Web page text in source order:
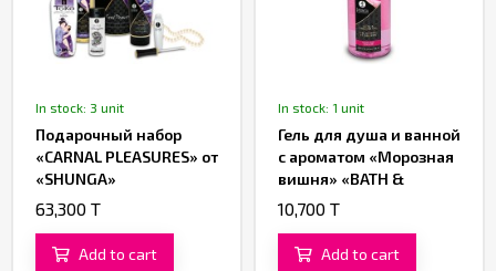
In stock: 3 unit
Подарочный набор
«CARNAL PLEASURES» от
«SHUNGA»
63,300 T
Add to cart
In stock: 1 unit
Гель для душа и ванной
с ароматом «Морозная
вишня» «BATH &
SHOWER GEL» от
«SHUNGA»
10,700 T
Add to cart